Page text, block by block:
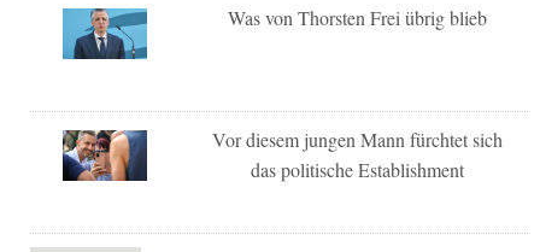
Was von Thorsten Frei übrig blieb
Vor diesem jungen Mann fürchtet sich
das politische Establishment